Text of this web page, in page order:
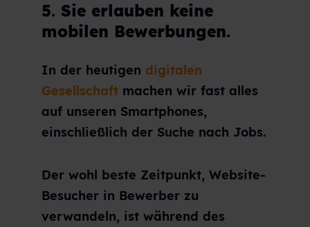
5. Sie erlauben keine
mobilen Bewerbungen.
In der heutigen digitalen
Gesellschaft machen wir fast alles
auf unseren Smartphones,
einschließlich der Suche nach Jobs.
Der wohl beste Zeitpunkt, Website-
Besucher in Bewerber zu
verwandeln, ist während des